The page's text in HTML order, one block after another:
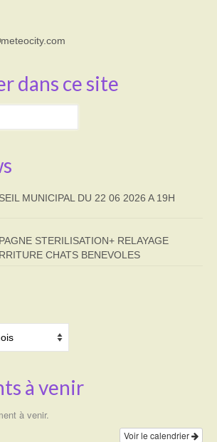
meteocity.com
dans ce site
MUNICIPAL DU 22 06 2026 A 19H
STERILISATION+ RELAYAGE
CHATS BENEVOLES
à venir
à venir.
Voir le calendrier